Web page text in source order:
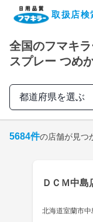
取扱店検
企業・IR情
製品情報サ
取扱店検索は
全国のフマキ
スプレー つめ
都道府県を選ぶ
5684件の店舗が見つ
ＤＣＭ中島
北海道室蘭市中